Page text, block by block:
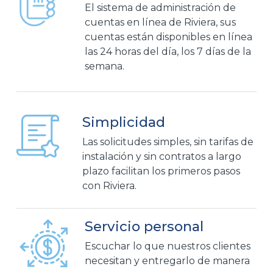
El sistema de administración de
cuentas en línea de Riviera, sus
cuentas están disponibles en línea
las 24 horas del día, los 7 días de la
semana.
Simplicidad
Las solicitudes simples, sin tarifas de
instalación y sin contratos a largo
plazo facilitan los primeros pasos
con Riviera.
Servicio personal
Escuchar lo que nuestros clientes
necesitan y entregarlo de manera